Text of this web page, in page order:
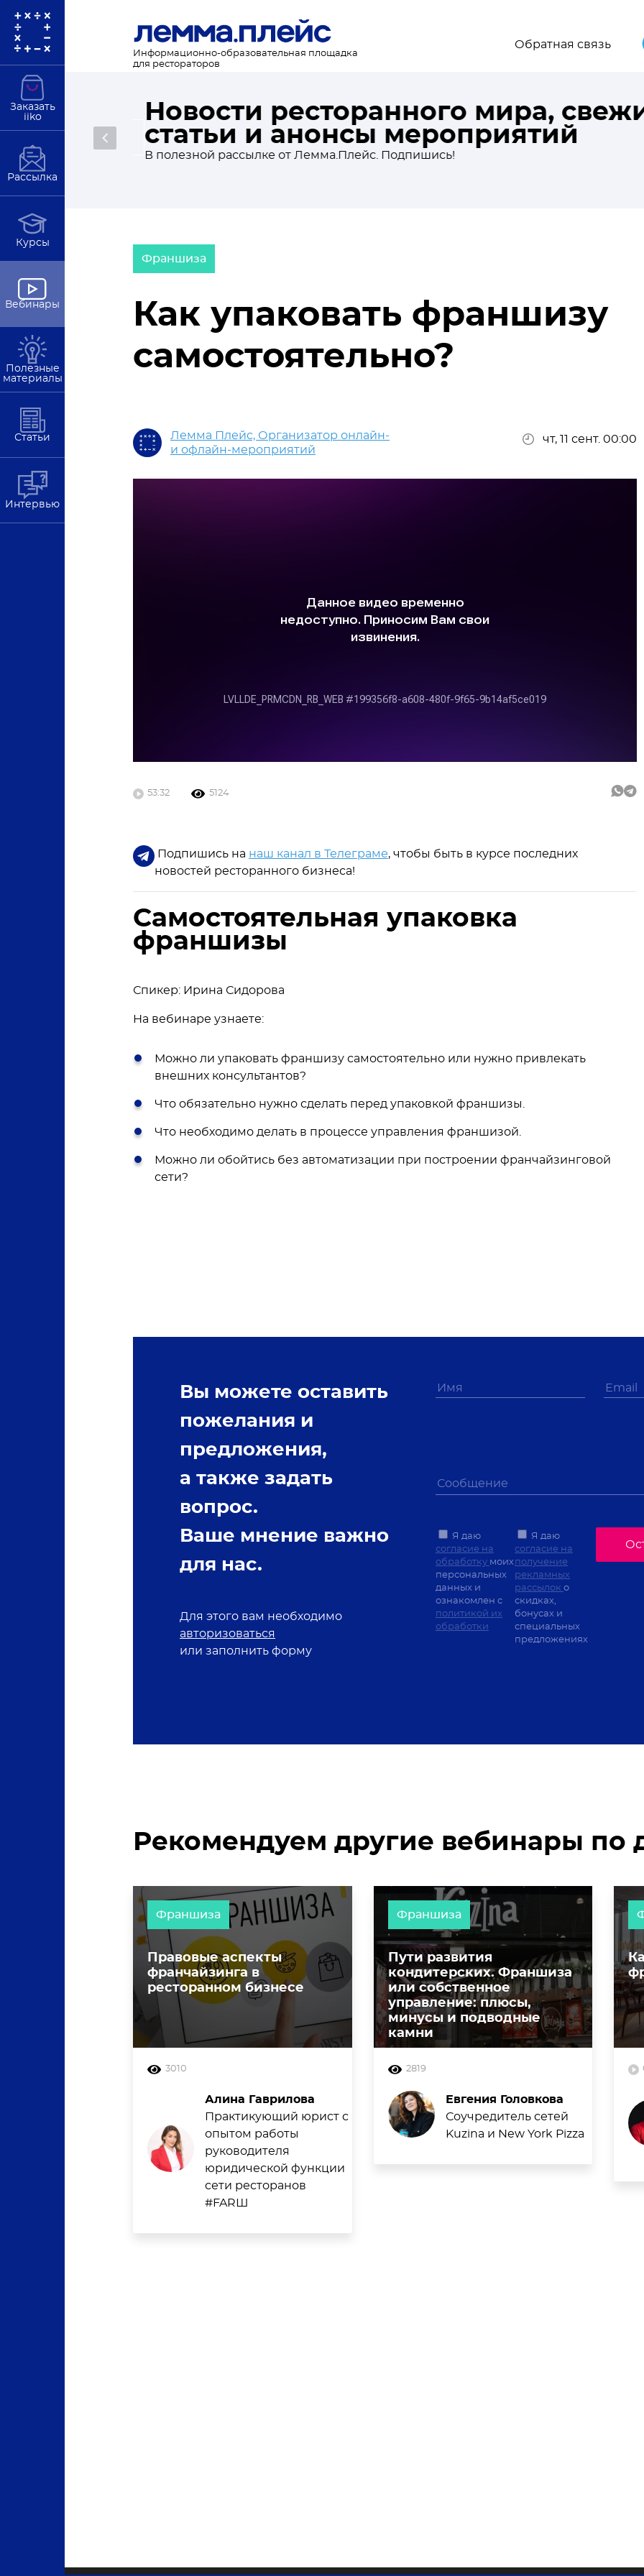
Заказать
iiko
Рассылка
Курсы
Вебинары
Полезные
материалы
Статьи
Интервью
Информационно-образовательная площадка
для рестораторов
Обратная связь
Подробнее
Новости ресторанного мира,
статьи и анонсы мероприятий
В полезной рассылке от Лемма.Плейс. Подпишись!
Франшиза
Как упаковать франшизу
самостоятельно?
Лемма Плейс, Организатор онлайн-
и офлайн-мероприятий
чт, 11 сент. 00:00
53:32 5124
Подпишись на наш канал в Телеграме, чтобы быть в курсе последних
новостей ресторанного бизнеса!
Самостоятельная упаковка
франшизы
Спикер: Ирина Сидорова
На вебинаре узнаете:
Можно ли упаковать франшизу самостоятельно или нужно привлекать
внешних консультантов?
Что обязательно нужно сделать перед упаковкой франшизы.
Что необходимо делать в процессе управления франшизой.
Можно ли обойтись без автоматизации при построении франчайзинговой
сети?
Вы можете оставить
пожелания и
предложения,
а также задать
вопрос.
Ваше мнение важно
для нас.
Для этого вам необходимо
авторизоваться
или заполнить форму
Я даю
согласие на
обработку моих
персональных
данных и
ознакомлен с
политикой их
обработки
Я даю
согласие на
получение
рекламных
рассылоко
скидках,
бонусах и
специальных
предложениях
Рекомендуем другие вебинары по
Франшиза
Правовые аспекты
франчайзинга в
ресторанном бизнесе
3010
Алина Гаврилова
Практикующий юрист с
опытом работы
руководителя
юридической функции
сети ресторанов
#FARШ
Франшиза
Пути развития
кондитерских. Франшиза
или собственное
управление: плюсы,
минусы и подводные
камни
2819
Евгения Головкова
Соучредитель сетей
Kuzina и New York Pizza